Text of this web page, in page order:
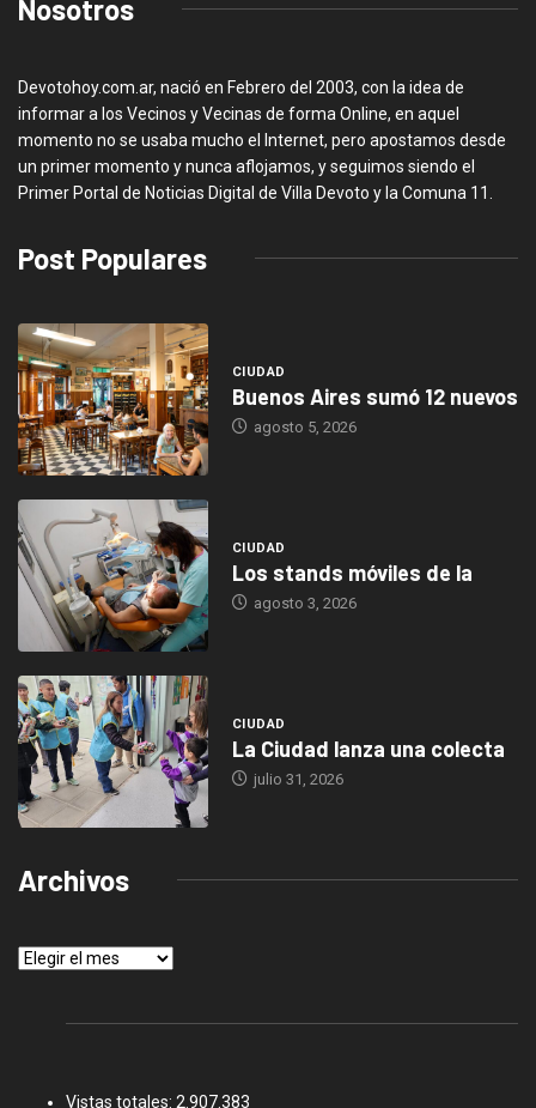
Nosotros
Devotohoy.com.ar, nació en Febrero del 2003, con la idea de
informar a los Vecinos y Vecinas de forma Online, en aquel
momento no se usaba mucho el Internet, pero apostamos desde
un primer momento y nunca aflojamos, y seguimos siendo el
Primer Portal de Noticias Digital de Villa Devoto y la Comuna 11.
Post Populares
CIUDAD
Buenos Aires sumó 12 nuevos
agosto 5, 2026
CIUDAD
Los stands móviles de la
agosto 3, 2026
CIUDAD
La Ciudad lanza una colecta
julio 31, 2026
Archivos
Archivos
Vistas totales: 2.907.383